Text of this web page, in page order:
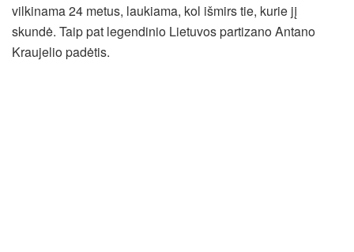
vilkinama 24 metus, laukiama, kol išmirs tie, kurie jį
skundė. Taip pat legendinio Lietuvos partizano Antano
Kraujelio padėtis.